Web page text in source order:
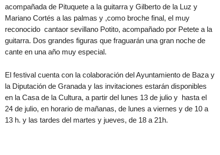
acompañada de Pituquete a la guitarra y Gilberto de la Luz y
Mariano Cortés a las palmas y ,como broche final, el muy
reconocido cantaor sevillano Potito, acompañado por Petete a la
guitarra. Dos grandes figuras que fraguarán una gran noche de
cante en una año muy especial.
El festival cuenta con la colaboración del Ayuntamiento de Baza y
la Diputación de Granada y las invitaciones estarán disponibles
en la Casa de la Cultura, a partir del lunes 13 de julio y hasta el
24 de julio, en horario de mañanas, de lunes a viernes y de 10 a
13 h. y las tardes del martes y jueves, de 18 a 21h.